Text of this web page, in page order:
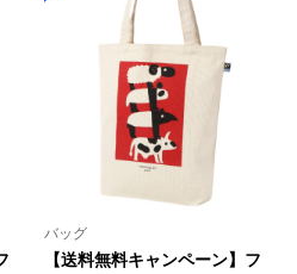
バッグ
【送料無料キャンペーン】フ